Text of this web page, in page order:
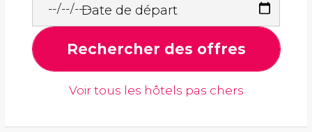
Date de départ
Rechercher des offres
Voir tous les hôtels pas chers